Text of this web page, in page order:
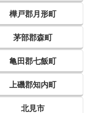
樺戸郡月形町
茅部郡森町
亀田郡七飯町
上磯郡知内町
北見市